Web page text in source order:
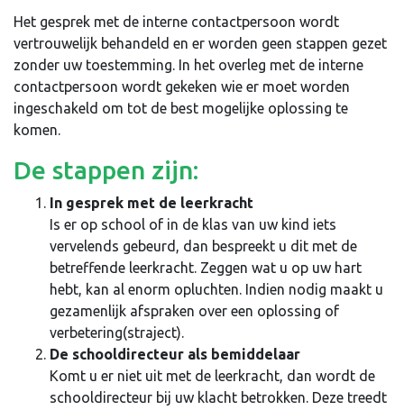
Het gesprek met de interne contactpersoon wordt
vertrouwelijk behandeld en er worden geen stappen gezet
zonder uw toestemming. In het overleg met de interne
contactpersoon wordt gekeken wie er moet worden
ingeschakeld om tot de best mogelijke oplossing te
komen.
De stappen zijn:
In gesprek met de leerkracht
Is er op school of in de klas van uw kind iets
vervelends gebeurd, dan bespreekt u dit met de
betreffende leerkracht. Zeggen wat u op uw hart
hebt, kan al enorm opluchten. Indien nodig maakt u
gezamenlijk afspraken over een oplossing of
verbetering(straject).
De schooldirecteur als bemiddelaar
Komt u er niet uit met de leerkracht, dan wordt de
schooldirecteur bij uw klacht betrokken. Deze treedt